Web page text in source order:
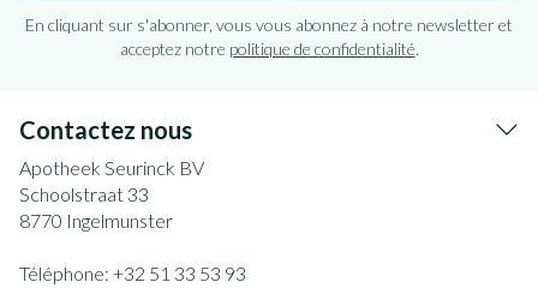
En cliquant sur s'abonner, vous vous abonnez à notre newsletter et
acceptez notre politique de confidentialité.
Contactez nous
Apotheek Seurinck BV
Schoolstraat 33
8770 Ingelmunster
Téléphone: +32 51 33 53 93